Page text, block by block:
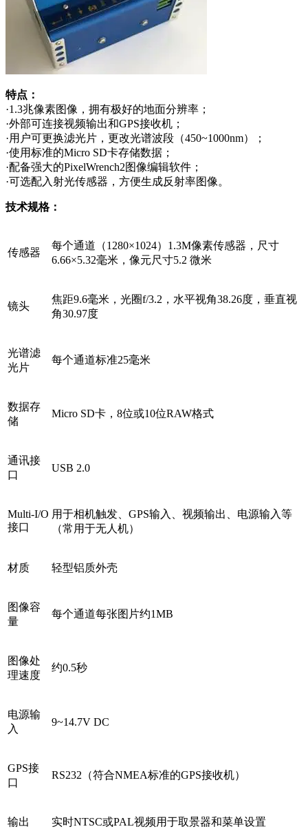
特点：
·1.3兆像素图像，拥有极好的地面分辨率；
·外部可连接视频输出和GPS接收机；
·用户可更换滤光片，更改光谱波段（450~1000nm）；
·使用标准的Micro SD卡存储数据；
·配备强大的PixelWrench2图像编辑软件；
·可选配入射光传感器，方便生成反射率图像。
技术规格：
传感器
每个通道（1280×1024）1.3M像素传感器，尺寸
6.66×5.32毫米，像元尺寸5.2 微米
镜头
焦距9.6毫米，光圈f/3.2，水平视角38.26度，垂直视
角30.97度
光谱滤
光片
每个通道标准25毫米
数据存
储
Micro SD卡，8位或10位RAW格式
通讯接
口
USB 2.0
Multi-I/O
接口
用于相机触发、GPS输入、视频输出、电源输入等
（常用于无人机）
材质 轻型铝质外壳
图像容
量
每个通道每张图片约1MB
图像处
理速度
约0.5秒
电源输
入
9~14.7V DC
GPS接
口
RS232（符合NMEA标准的GPS接收机）
输出 实时NTSC或PAL视频用于取景器和菜单设置